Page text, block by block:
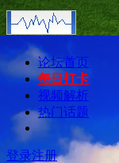
论坛首页
每日打卡
视频解析
热门话题
登录注册